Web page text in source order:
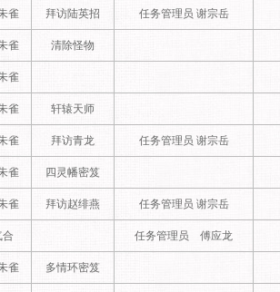
雀 拜访陆英招 任务管理员 谢宗岳
雀 清除怪物
雀
雀 轩辕天师
雀 拜访青龙 任务管理员 谢宗岳
雀 四灵幡密笈
雀 拜访赵绯燕 任务管理员 谢宗岳
合 任务管理员 傅应龙
雀 多情环密笈